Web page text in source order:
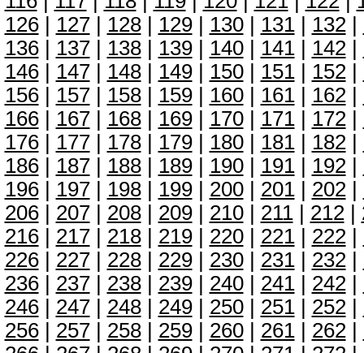
126| 127| 128| 129| 130| 131| 132|
136| 137| 138| 139| 140| 141| 142|
146| 147| 148| 149| 150| 151| 152|
156| 157| 158| 159| 160| 161| 162|
166| 167| 168| 169| 170| 171| 172|
176| 177| 178| 179| 180| 181| 182|
186| 187| 188| 189| 190| 191| 192|
196| 197| 198| 199| 200| 201| 202|
206| 207| 208| 209| 210| 211| 212|
216| 217| 218| 219| 220| 221| 222|
226| 227| 228| 229| 230| 231| 232|
236| 237| 238| 239| 240| 241| 242|
246| 247| 248| 249| 250| 251| 252|
256| 257| 258| 259| 260| 261| 262|